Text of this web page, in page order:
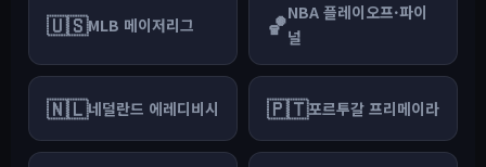
🇺🇸MLB 메이저리그 🏀NBA 플레이오프·파이
널
🇳🇱네덜란드 에레디비시 🇵🇹포르투갈 프리메이라